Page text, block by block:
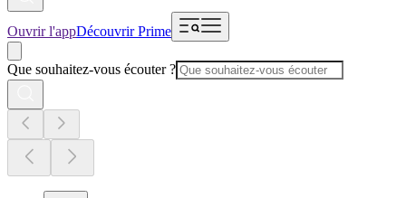
Ouvrir l'appDécouvrir Prime
Que souhaitez-vous écouter ?